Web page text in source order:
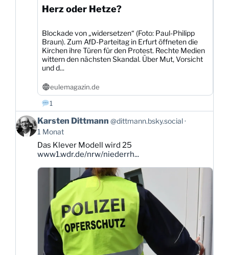
Herz oder Hetze?
Blockade von „widersetzen“ (Foto: Paul-Philipp
Braun). Zum AfD-Parteitag in Erfurt öffneten die
Kirchen ihre Türen für den Protest. Rechte Medien
wittern den nächsten Skandal. Über Mut, Vorsicht
und d...
eulemagazin.de
1
Beitrag
von
Karsten
Dittmann
Bluesky
Karsten Dittmann @dittmann.bsky.social
1 Monat
Das Klever Modell wird 25
www1.wdr.de/nrw/niederrh...